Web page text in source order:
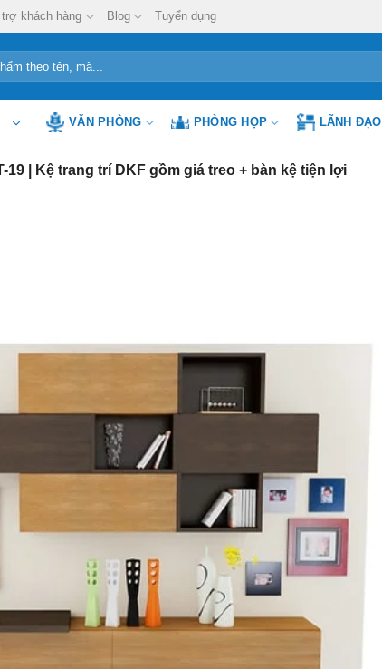
trợ khách hàng Blog Tuyển dụng
VĂN PHÒNG PHÒNG HỌP LÃNH ĐẠO
19 | Kệ trang trí DKF gồm giá treo + bàn kệ tiện lợi